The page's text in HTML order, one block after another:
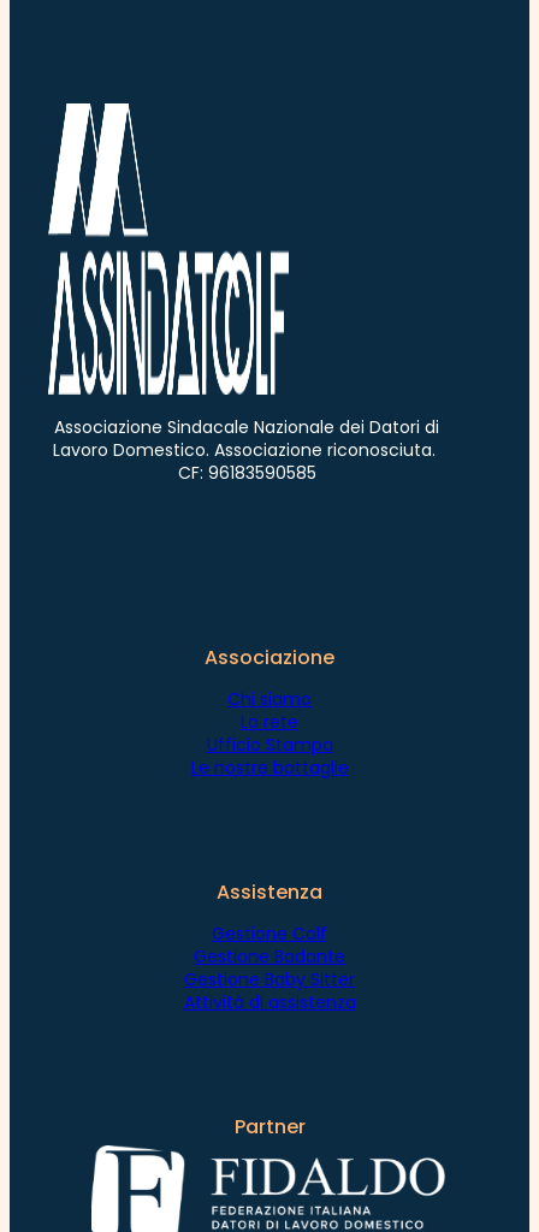
Associazione Sindacale Nazionale dei Datori di
Lavoro Domestico. Associazione riconosciuta.
CF: 96183590585
Associazione
Chi siamo
La rete
Ufficio Stampa
Le nostre battaglie
Assistenza
Gestione Colf
Gestione Badante
Gestione Baby Sitter
Attività di assistenza
Partner